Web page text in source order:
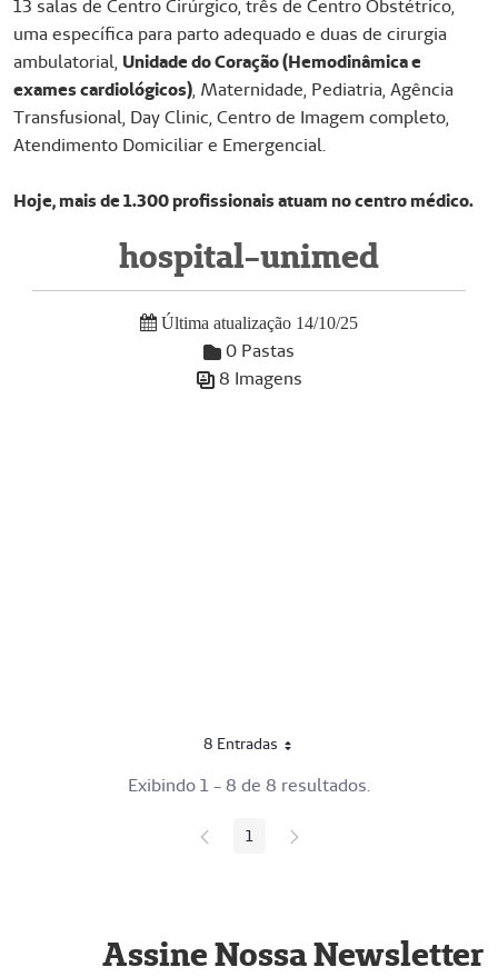
13 salas de Centro Cirúrgico, três de Centro Obstétrico,
uma específica para parto adequado e duas de cirurgia
ambulatorial, Unidade do Coração (Hemodinâmica e
exames cardiológicos), Maternidade, Pediatria, Agência
Transfusional, Day Clinic, Centro de Imagem completo,
Atendimento Domiciliar e Emergencial.
Hoje, mais de 1.300 profissionais atuam no centro médico.
hospital-unimed
Última atualização 14/10/25
0 Pastas
8 Imagens
8 EntradasPor página
Exibindo 1 - 8 de 8 resultados.
Página
1
Assine Nossa Newsletter